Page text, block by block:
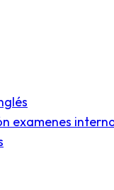
examenes